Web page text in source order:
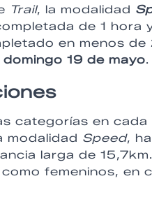
Trail, la modalidad
de 1 hora
en menos
domingo 19 de mayo.
categorías en cada
modalidad Speed,
larga de
femeninos, en